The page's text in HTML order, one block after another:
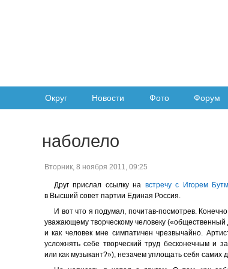
Округ Новости Фото Форум
наболело
Вторник, 8 ноября 2011, 09:25
Друг прислал ссылку на встречу с Игорем
в Высший совет партии Единая Россия.
И вот что я подумал, почитав-посмотрев.
уважающему творческому человеку
и как человек мне симпатичен чрезвычайно.
усложнять себе творческий труд бесконечным и
или как музыкант?»), незачем уплощать себя самих